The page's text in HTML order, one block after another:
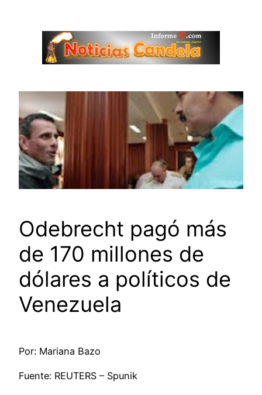
contenido
Odebrecht pagó más
de 170 millones de
dólares a políticos de
Venezuela
Por: Mariana Bazo
Fuente: REUTERS – Spunik